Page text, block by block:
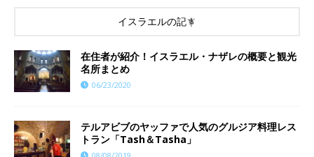
イスラエルの記事
在住者が紹介！イスラエル・ナザレの概要と観光
名所まとめ
06/23/2020
テルアビブのヤッファで人気のグルジア料理レス
トラン「Tash＆Tasha」